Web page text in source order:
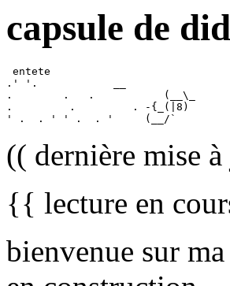
capsule de
entete
.' '.            __
.        .   .           (__\_
.         .         . -{_(|8)
(( dernière mise
{{ lecture en
bienvenue sur